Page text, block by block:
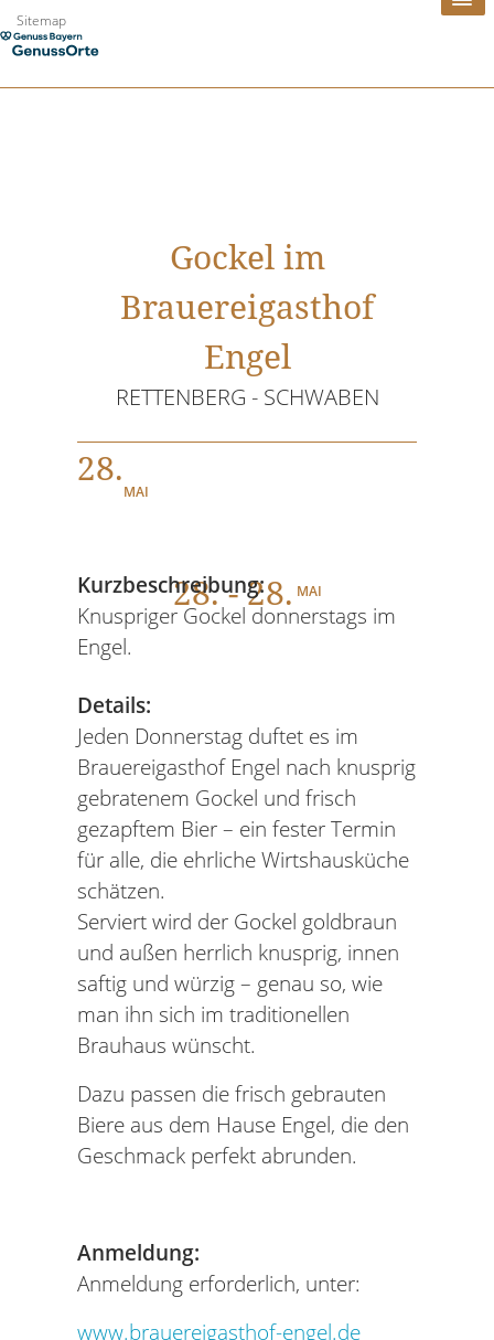
Zum
Inhalt
Sitemap
Gockel im
Brauereigasthof
Engel
RETTENBERG - SCHWABEN
28.
MAI
28. - 28. MAI
Kurzbeschreibung:
Knuspriger Gockel donnerstags im
Engel.
Details:
Jeden Donnerstag duftet es im
Brauereigasthof Engel nach knusprig
gebratenem Gockel und frisch
gezapftem Bier – ein fester Termin
für alle, die ehrliche Wirtshausküche
schätzen.
Serviert wird der Gockel goldbraun
und außen herrlich knusprig, innen
saftig und würzig – genau so, wie
man ihn sich im traditionellen
Brauhaus wünscht.
Dazu passen die frisch gebrauten
Biere aus dem Hause Engel, die den
Geschmack perfekt abrunden.
Anmeldung:
Anmeldung erforderlich, unter:
www.brauereigasthof-engel.de